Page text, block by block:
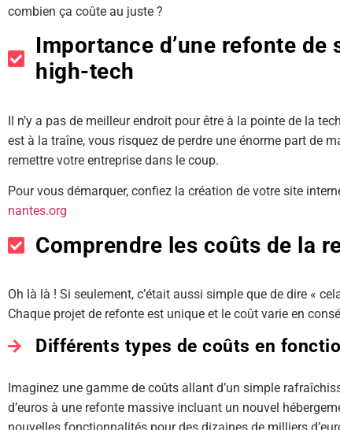
combien ça coûte au juste ?
Importance d’une refonte de
high-tech
Il n’y a pas de meilleur endroit pour être à la pointe de la
est à la traîne, vous risquez de perdre une énorme part de
remettre votre entreprise dans le coup.
Pour vous démarquer, confiez la création de votre site
nantes.org
Comprendre les coûts de la
Oh là là ! Si seulement, c’était aussi simple que de dire «
Chaque projet de refonte est unique et le coût varie en
Différents types de coûts en
Imaginez une gamme de coûts allant d’un simple
d’euros à une refonte massive incluant un nouvel